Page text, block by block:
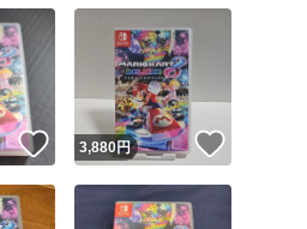
いいね！
3,880円